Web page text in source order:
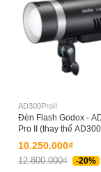
AD300ProII
Đèn Flash Godox -
Pro II (thay thế
10.250.000₫
12.800.000₫
-20%